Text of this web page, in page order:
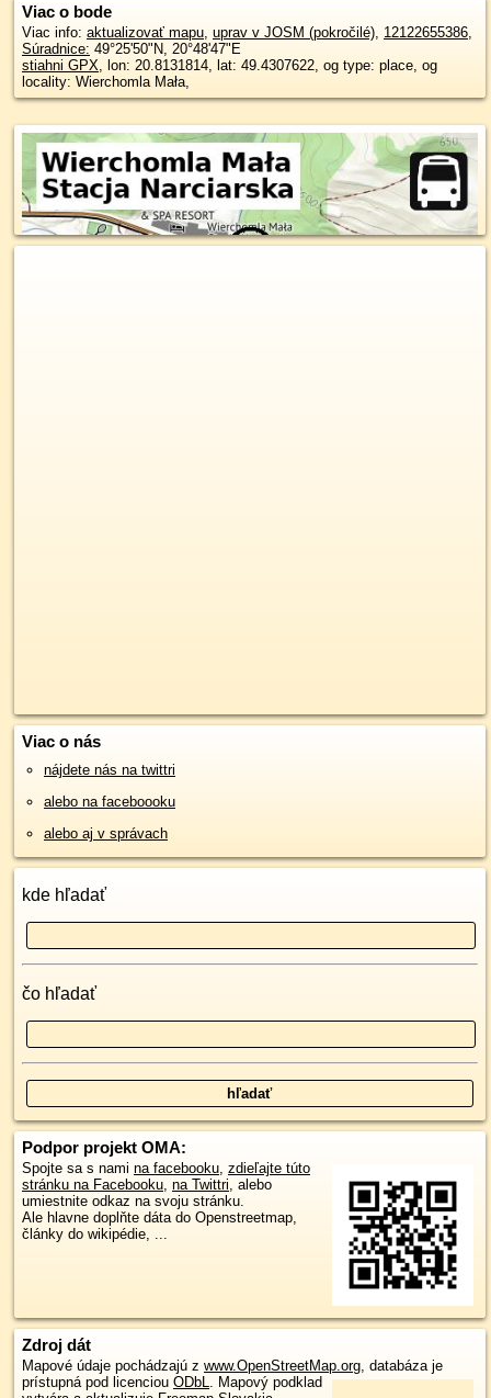
Viac o bode
Viac info: aktualizovať mapu, uprav v JOSM (pokročilé), 12122655386,
Súradnice: 49°25'50"N, 20°48'47"E
stiahni GPX, lon: 20.8131814, lat: 49.4307622, og type: place, og
locality: Wierchomla Mała,
Viac o nás
nájdete nás na twittri
alebo na faceboooku
alebo aj v správach
kde hľadať
čo hľadať
Podpor projekt OMA:
Spojte sa s nami na facebooku, zdieľajte túto
stránku na Facebooku, na Twittri, alebo
umiestnite odkaz na svoju stránku.
Ale hlavne doplňte dáta do Openstreetmap,
články do wikipédie, ...
Zdroj dát
Mapové údaje pochádzajú z www.OpenStreetMap.org, databáza je
prístupná pod licenciou ODbL. Mapový podklad